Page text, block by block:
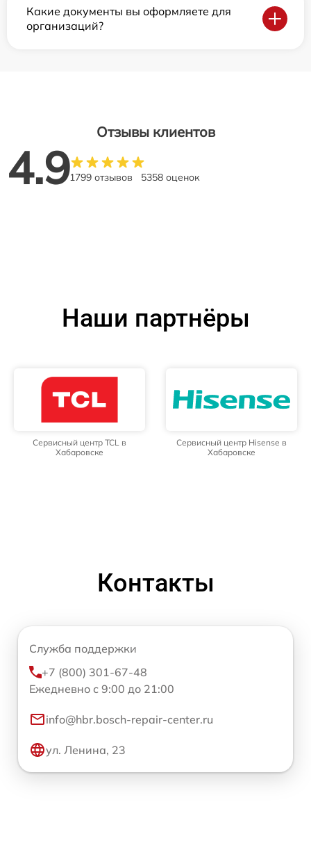
Какие документы вы оформляете для
организаций?
Отзывы клиентов
4.91799 отзывов 5358 оценок
Наши партнёры
Сервисный центр TCL в
Хабаровске
Сервисный центр Hisense в
Хабаровске
Контакты
Служба поддержки
+7 (800) 301-67-48
Ежедневно с 9:00 до 21:00
info@hbr.bosch-repair-center.ru
ул. Ленина, 23